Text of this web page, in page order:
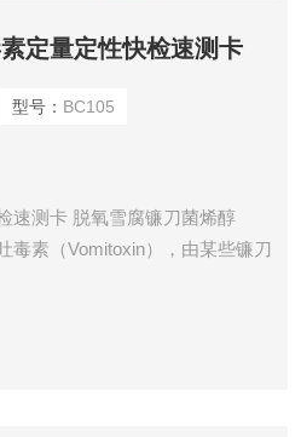
定量定性快检速测卡
型号： BC105
速测卡 脱氧雪腐镰刀菌烯醇
毒素（Vomitoxin），由某些镰刀
毒素能导致皮肤刺激、缺乏食
出血、消化道的坏疽、中枢神经